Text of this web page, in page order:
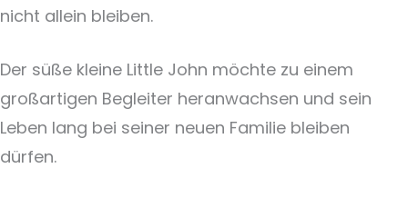
nicht allein bleiben.
Der süße kleine Little John möchte zu einem
großartigen Begleiter heranwachsen und sein
Leben lang bei seiner neuen Familie bleiben
dürfen.